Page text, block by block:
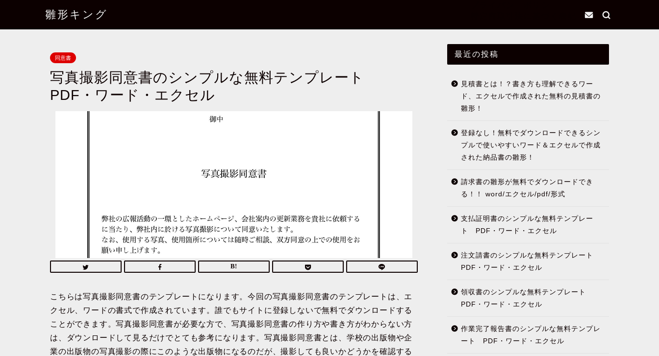
雛形キング
同意書
写真撮影同意書のシンプルな無料テンプレート
PDF・ワード・エクセル
こちらは写真撮影同意書のテンプレートになります。今回の写真撮影同意書のテンプレートは、エ
クセル、ワードの書式で作成されています。誰でもサイトに登録しないで無料でダウンロードする
ことができます。写真撮影同意書が必要な方で、写真撮影同意書の作り方や書き方がわからない方
は、ダウンロードして見るだけでとても参考になります。写真撮影同意書とは、学校の出版物や企
業の出版物の写真撮影の際にこのような出版物になるのだが、撮影しても良いかどうかを確認する
最近の投稿
見積書とは！？書き方も理解できるワー
ド、エクセルで作成された無料の見積書の
雛形！
登録なし！無料でダウンロードできるシン
プルで使いやすいワード＆エクセルで作成
された納品書の雛形！
請求書の雛形が無料でダウンロードでき
る！！ word/エクセル/pdf/形式
支払証明書のシンプルな無料テンプレー
ト PDF・ワード・エクセル
注文請書のシンプルな無料テンプレート
PDF・ワード・エクセル
領収書のシンプルな無料テンプレート
PDF・ワード・エクセル
作業完了報告書のシンプルな無料テンプレ
ート PDF・ワード・エクセル